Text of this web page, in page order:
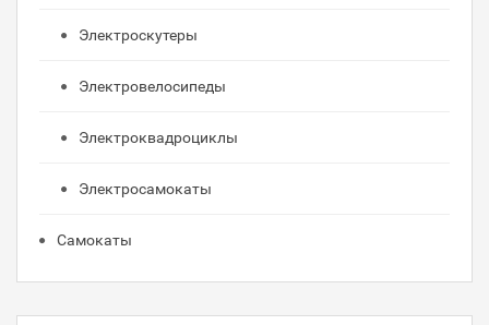
Электроскутеры
Электровелосипеды
Электроквадроциклы
Электросамокаты
Самокаты